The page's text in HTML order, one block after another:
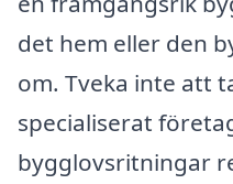
det hem eller den
om. Tveka inte att
specialiserat
bygglovsritningar